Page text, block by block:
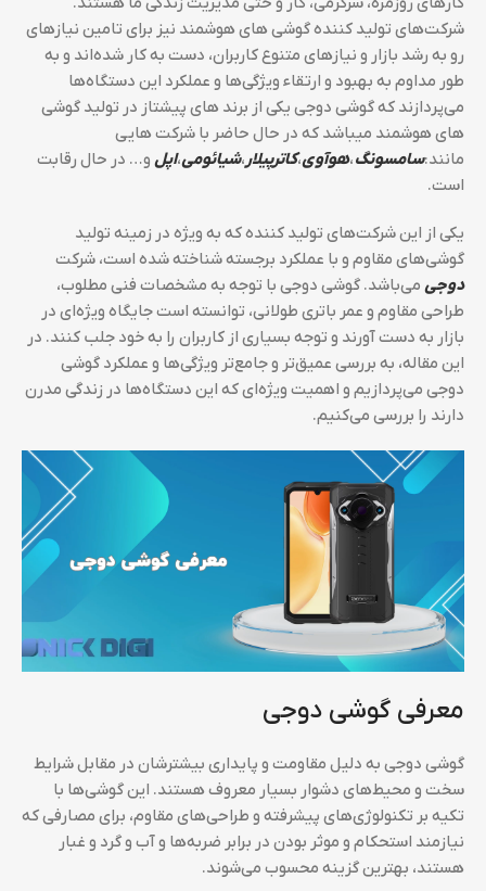
شرکت‌های تولید کننده گوشی ‌های هوشمند نیز برای تامین نیازهای
رو به رشد بازار و نیازهای متنوع کاربران، دست به کار شده‌اند و به
طور مداوم به بهبود و ارتقاء ویژگی‌ها و عملکرد این دستگاه‌ها
می‌پردازند که گوشی دوجی یکی از برند های پیشتاز در تولید گوشی
های هوشمند میباشد که در حال حاضر با شرکت هایی
مانند:سامسونگ،هوآوی،کاترپیلار،شیائومی،اپل و… در حال رقابت
است.
یکی از این شرکت‌های تولید کننده که به ویژه در زمینه تولید
گوشی‌های مقاوم و با عملکرد برجسته شناخته شده است، شرکت
دوجی می‌باشد. گوشی‌ دوجی با توجه به مشخصات فنی مطلوب،
طراحی مقاوم و عمر باتری طولانی، توانسته ‌است جایگاه ویژه‌ای در
بازار به دست آورند و توجه بسیاری از کاربران را به خود جلب کنند. در
این مقاله، به بررسی عمیق‌تر و جامع‌تر ویژگی‌ها و عملکرد گوشی‌
دوجی می‌پردازیم و اهمیت ویژه‌ای که این دستگاه‌ها در زندگی مدرن
دارند را بررسی می‌کنیم.
معرفی گوشی دوجی
گوشی‌ دوجی به دلیل مقاومت و پایداری بیشترشان در مقابل شرایط
سخت و محیط‌های دشوار بسیار معروف هستند. این گوشی‌ها با
تکیه بر تکنولوژی‌های پیشرفته و طراحی‌های مقاوم، برای مصارفی که
نیازمند استحکام و موثر بودن در برابر ضربه‌ها و آب و گرد و غبار
هستند، بهترین گزینه محسوب می‌شوند.